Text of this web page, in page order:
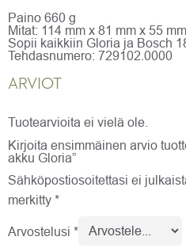
Paino 660 g
Mitat: 114 mm x 81 mm x 55 mm
Sopii kaikkiin Gloria ja Bosch
Tehdasnumero: 729102.0000
ARVIOT
Tuotearvioita ei vielä ole.
Kirjoita ensimmäinen arvio
akku Gloria”
Sähköpostiosoitettasi ei
merkitty *
Arvostelusi *